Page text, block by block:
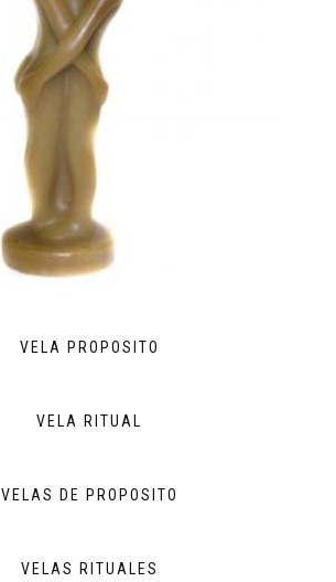
VELA PROPOSITO
VELA RITUAL
VELAS DE PROPOSITO
VELAS RITUALES